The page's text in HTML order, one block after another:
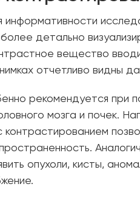
информативности
детально
вещество
отчетливо видны
рекомендуется при
мозга и почек.
опухоли, кисты,